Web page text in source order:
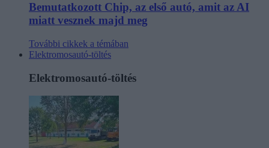
Bemutatkozott Chip, az első autó, amit az AI
miatt vesznek majd meg
További cikkek a témában
Elektromosautó-töltés
Elektromosautó-töltés